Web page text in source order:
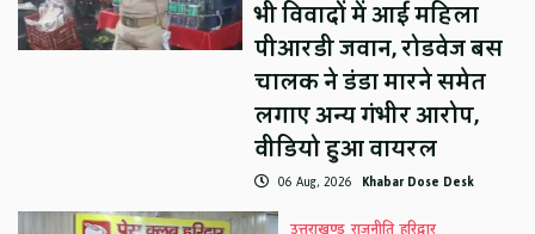
भी विवादों में आई महिला
पीआरडी जवान, रोडवेज बस
चालक ने डंडा मारने समेत
लगाए अन्य गंभीर आरोप,
वीडियो हुआ वायरल
06 Aug, 2026 Khabar Dose Desk